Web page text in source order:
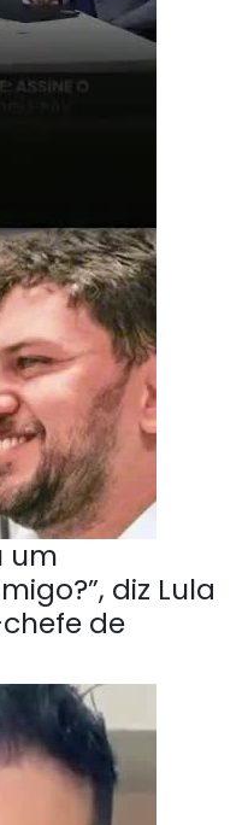
um
diz Lula
de